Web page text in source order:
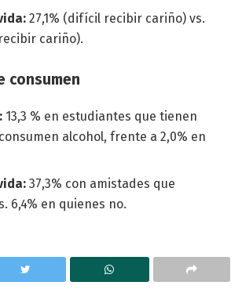
27,1% (difícil recibir cariño) vs.
cariño).
consumen
13,3 % en estudiantes que tienen
alcohol, frente a 2,0% en
37,3% con amistades que
6,4% en quienes no.